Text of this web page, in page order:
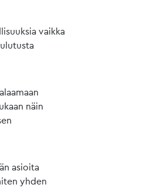
vaikka
näin
asioita
yhden